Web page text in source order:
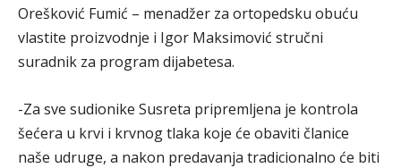
Orešković Fumić – menadžer za ortopedsku obuću
vlastite proizvodnje i Igor Maksimović stručni
suradnik za program dijabetesa.
-Za sve sudionike Susreta pripremljena je kontrola
šećera u krvi i krvnog tlaka koje će obaviti članice
naše udruge, a nakon predavanja tradicionalno će biti